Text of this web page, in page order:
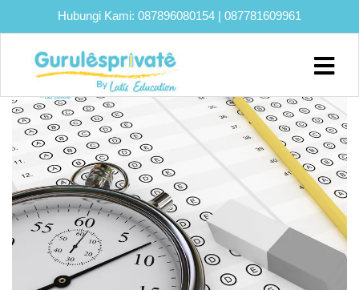
Hubungi Kami: 087896080154 | 087781609961
Home
About
Biaya
Program
Eksklusif
Bimbel
UTBK
TAG:SOAL PAS